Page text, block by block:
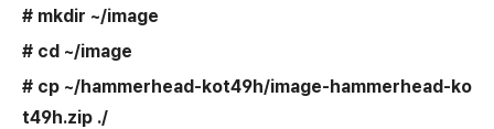
# mkdir ~/image
# cd ~/image
# cp ~/hammerhead-kot49h/image-hammerhead-ko
t49h.zip ./